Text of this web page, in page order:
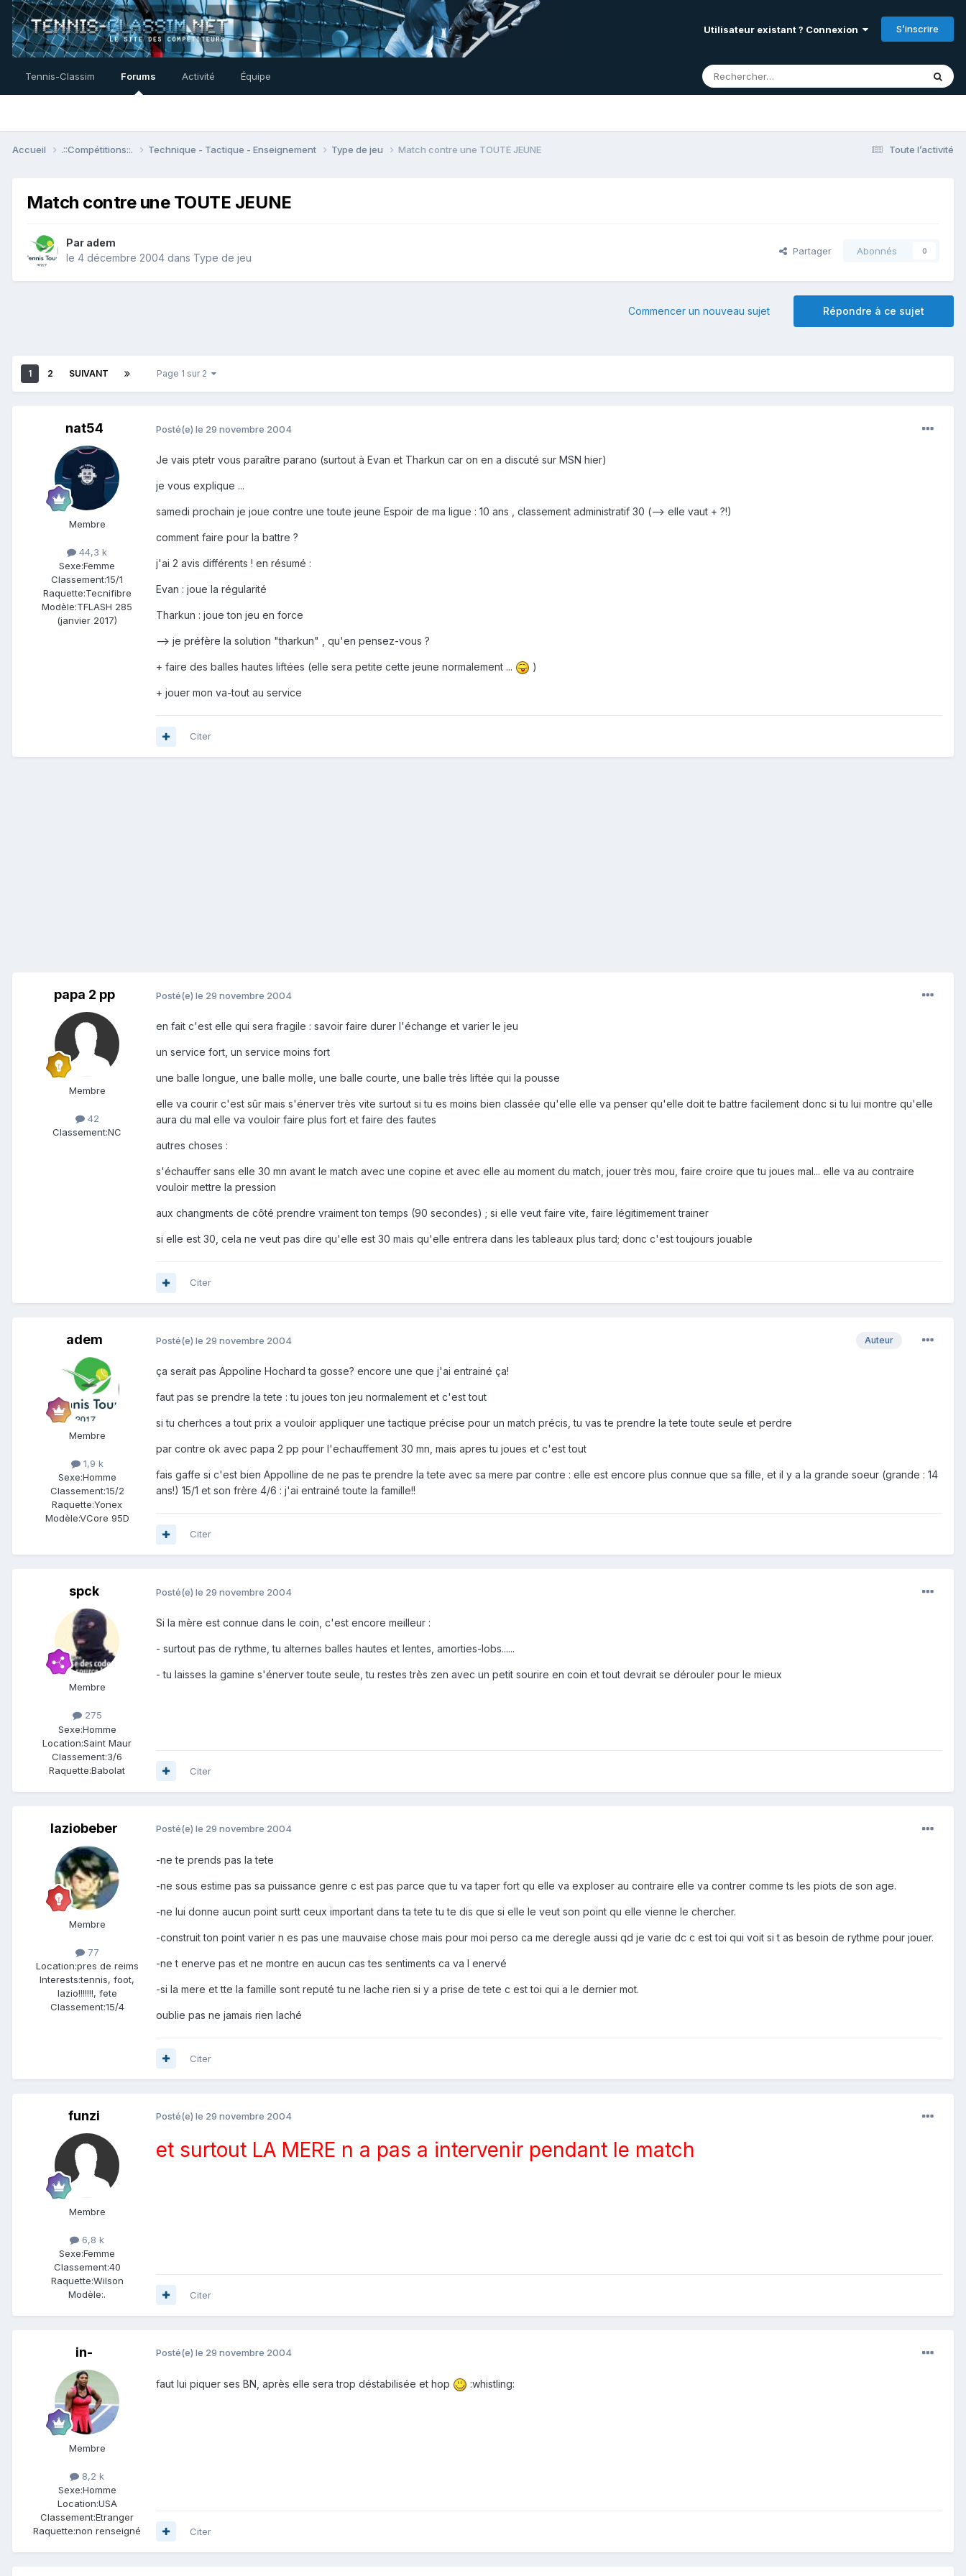
Utilisateur existant ? Connexion S’inscrire
Tennis-Classim Forums Activité Équipe
Toute l’activité
Accueil .::Compétitions::. Technique - Tactique - Enseignement Type de jeu Match contre une TOUTE JEUNE
Match contre une TOUTE JEUNE
Par adem
le 4 décembre 2004 dans Type de jeu
Partager Abonnés 0
Répondre à ce sujet
Commencer un nouveau sujet
1 2 SUIVANT Page 1 sur 2
nat54
Membre
44,3 k
Sexe:Femme
Classement:15/1
Raquette:Tecnifibre
Modèle:TFLASH 285
(janvier 2017)
Posté(e) le 29 novembre 2004
Je vais ptetr vous paraître parano (surtout à Evan et Tharkun car on en a discuté sur MSN hier)
je vous explique ...
samedi prochain je joue contre une toute jeune Espoir de ma ligue : 10 ans , classement administratif 30 (--> elle vaut + ?!)
comment faire pour la battre ?
j'ai 2 avis différents ! en résumé :
Evan : joue la régularité
Tharkun : joue ton jeu en force
--> je préfère la solution "tharkun" , qu'en pensez-vous ?
+ faire des balles hautes liftées (elle sera petite cette jeune normalement ... )
+ jouer mon va-tout au service
Citer
papa 2 pp
Membre
42
Classement:NC
Posté(e) le 29 novembre 2004
en fait c'est elle qui sera fragile : savoir faire durer l'échange et varier le jeu
un service fort, un service moins fort
une balle longue, une balle molle, une balle courte, une balle très liftée qui la pousse
elle va courir c'est sûr mais s'énerver très vite surtout si tu es moins bien classée qu'elle elle va penser qu'elle doit te battre facilement donc si tu lui montre qu'elle
aura du mal elle va vouloir faire plus fort et faire des fautes
autres choses :
s'échauffer sans elle 30 mn avant le match avec une copine et avec elle au moment du match, jouer très mou, faire croire que tu joues mal... elle va au contraire
vouloir mettre la pression
aux changments de côté prendre vraiment ton temps (90 secondes) ; si elle veut faire vite, faire légitimement trainer
si elle est 30, cela ne veut pas dire qu'elle est 30 mais qu'elle entrera dans les tableaux plus tard; donc c'est toujours jouable
Citer
adem
Membre
1,9 k
Sexe:Homme
Classement:15/2
Raquette:Yonex
Modèle:VCore 95D
Auteur
Posté(e) le 29 novembre 2004
ça serait pas Appoline Hochard ta gosse? encore une que j'ai entrainé ça!
faut pas se prendre la tete : tu joues ton jeu normalement et c'est tout
si tu cherhces a tout prix a vouloir appliquer une tactique précise pour un match précis, tu vas te prendre la tete toute seule et perdre
par contre ok avec papa 2 pp pour l'echauffement 30 mn, mais apres tu joues et c'est tout
fais gaffe si c'est bien Appolline de ne pas te prendre la tete avec sa mere par contre : elle est encore plus connue que sa fille, et il y a la grande soeur (grande : 14
ans!) 15/1 et son frère 4/6 : j'ai entrainé toute la famille!!
Citer
spck
Membre
275
Sexe:Homme
Location:Saint Maur
Classement:3/6
Raquette:Babolat
Posté(e) le 29 novembre 2004
Si la mère est connue dans le coin, c'est encore meilleur :
- surtout pas de rythme, tu alternes balles hautes et lentes, amorties-lobs......
- tu laisses la gamine s'énerver toute seule, tu restes très zen avec un petit sourire en coin et tout devrait se dérouler pour le mieux
Citer
laziobeber
Membre
77
Location:pres de reims
Interests:tennis, foot,
lazio!!!!!!!, fete
Classement:15/4
Posté(e) le 29 novembre 2004
-ne te prends pas la tete
-ne sous estime pas sa puissance genre c est pas parce que tu va taper fort qu elle va exploser au contraire elle va contrer comme ts les piots de son age.
-ne lui donne aucun point surtt ceux important dans ta tete tu te dis que si elle le veut son point qu elle vienne le chercher.
-construit ton point varier n es pas une mauvaise chose mais pour moi perso ca me deregle aussi qd je varie dc c est toi qui voit si t as besoin de rythme pour jouer.
-ne t enerve pas et ne montre en aucun cas tes sentiments ca va l enervé
-si la mere et tte la famille sont reputé tu ne lache rien si y a prise de tete c est toi qui a le dernier mot.
oublie pas ne jamais rien laché
Citer
funzi
Membre
6,8 k
Sexe:Femme
Classement:40
Raquette:Wilson
Modèle:.
Posté(e) le 29 novembre 2004
et surtout LA MERE n a pas a intervenir pendant le match
Citer
in-
Membre
8,2 k
Sexe:Homme
Location:USA
Classement:Etranger
Raquette:non renseigné
Posté(e) le 29 novembre 2004
faut lui piquer ses BN, après elle sera trop déstabilisée et hop :whistling:
Citer